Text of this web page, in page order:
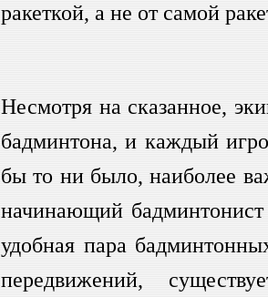
ракеткой, а не от самой
Несмотря на сказанное,
бадминтона, и каждый
бы то ни было, наиболее
начинающий
удобная пара
передвижений,